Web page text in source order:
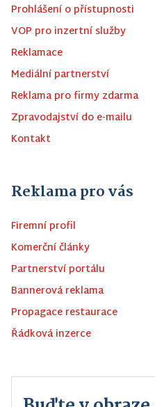
Prohlášení o přístupnosti
VOP pro inzertní služby
Reklamace
Mediální partnerství
Reklama pro firmy zdarma
Zpravodajství do e-mailu
Kontakt
Reklama pro vás
Firemní profil
Komerční články
Partnerství portálu
Bannerová reklama
Propagace restaurace
Řádková inzerce